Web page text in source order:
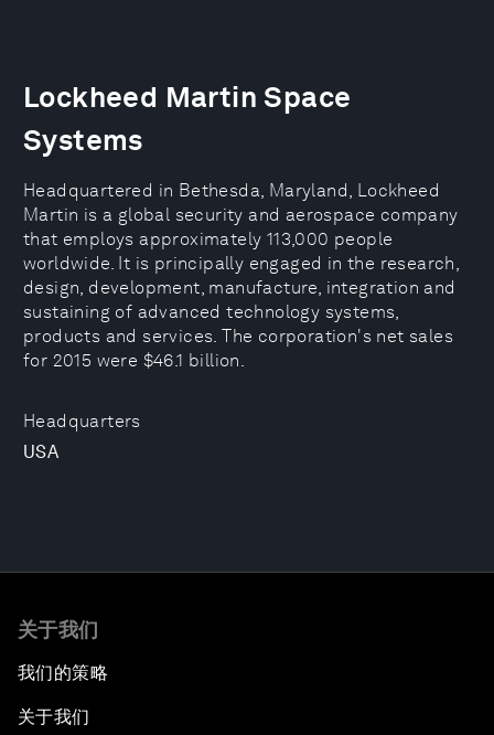
Headquarters
USA
Lockheed Martin Space
Systems
Headquartered in Bethesda, Maryland, Lockheed
Martin is a global security and aerospace company
that employs approximately 113,000 people
worldwide. It is principally engaged in the research,
design, development, manufacture, integration and
sustaining of advanced technology systems,
products and services. The corporation's net sales
for 2015 were $46.1 billion.
关于我们
我们的策略
关于我们